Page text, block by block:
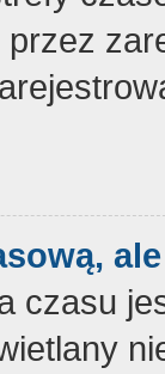
czasu